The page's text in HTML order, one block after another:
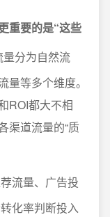
重要的是“这些
量分为自然流
等多个维度。
ROI都大不相
渠道流量的“质
流量、广告投
化率判断投入